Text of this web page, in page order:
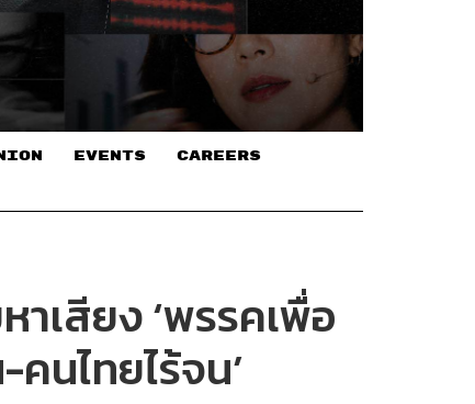
EVENTS CAREERS
าเสียง ‘พรรคเพื่อ
นไทยไร้จน’